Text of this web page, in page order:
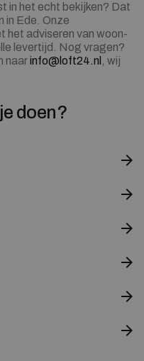
in het echt bekijken? Dat
in Ede. Onze
het adviseren van woon-
levertijd. Nog vragen?
naarinfo@loft24.nl
, wij
doen?